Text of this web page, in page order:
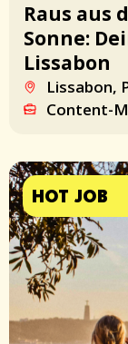
Raus aus
Sonne:
Lissabon
Lissabon,
Content-
HOT JOB